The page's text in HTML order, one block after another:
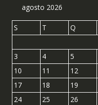
agosto 2026
S T Q
3
4 5
10
11 12
17
18 19
24
25 26